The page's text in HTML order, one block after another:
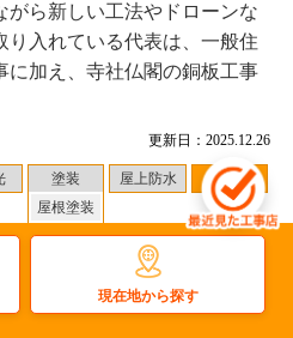
更新日：2025.12.26
塗装
屋根塗装
外壁塗装
屋上防水 雨漏り
がら新しい工法やドローンな
り入れている代表は、一般住
に加え、寺社仏閣の銅板工事
現在地から探す